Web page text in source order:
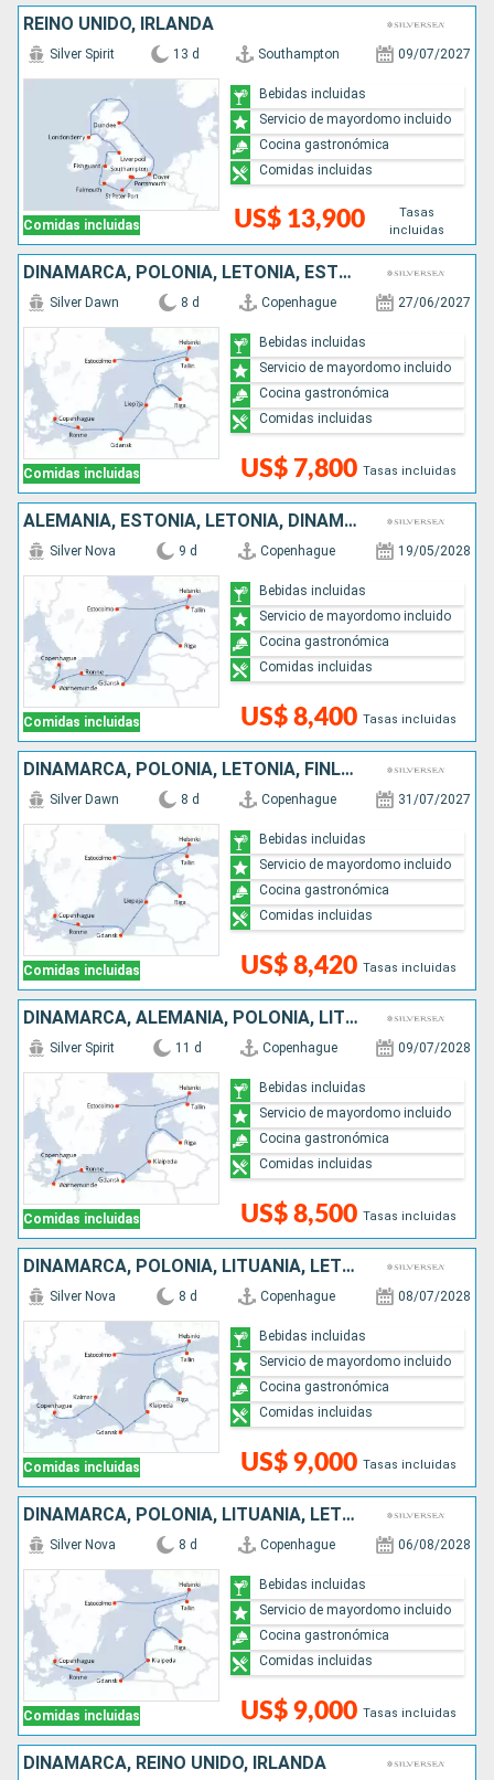
REINO UNIDO, IRLANDA
Comidas incluidas
Silver Spirit 13 d Southampton 09/07/2027
US$ 13,900
Tasas
incluidas
Bebidas incluidas
Servicio de mayordomo incluido
Cocina gastronómica
Comidas incluidas
DINAMARCA, POLONIA, LETONIA, ESTONIA, FINLANDIA, SUECIA
Comidas incluidas
Silver Dawn 8 d Copenhague 27/06/2027
US$ 7,800 Tasas incluidas
Bebidas incluidas
Servicio de mayordomo incluido
Cocina gastronómica
Comidas incluidas
ALEMANIA, ESTONIA, LETONIA, DINAMARCA, SUECIA, POLONIA, FINLANDIA
Comidas incluidas
Silver Nova 9 d Copenhague 19/05/2028
US$ 8,400 Tasas incluidas
Bebidas incluidas
Servicio de mayordomo incluido
Cocina gastronómica
Comidas incluidas
DINAMARCA, POLONIA, LETONIA, FINLANDIA, ESTONIA, SUECIA
Comidas incluidas
Silver Dawn 8 d Copenhague 31/07/2027
US$ 8,420 Tasas incluidas
Bebidas incluidas
Servicio de mayordomo incluido
Cocina gastronómica
Comidas incluidas
DINAMARCA, ALEMANIA, POLONIA, LITUANIA, LETONIA, ESTONIA, FINLANDIA, SUECIA
Comidas incluidas
Silver Spirit 11 d Copenhague 09/07/2028
US$ 8,500 Tasas incluidas
Bebidas incluidas
Servicio de mayordomo incluido
Cocina gastronómica
Comidas incluidas
DINAMARCA, POLONIA, LITUANIA, LETONIA, ESTONIA, FINLANDIA, SUECIA
Comidas incluidas
Silver Nova 8 d Copenhague 08/07/2028
US$ 9,000 Tasas incluidas
Bebidas incluidas
Servicio de mayordomo incluido
Cocina gastronómica
Comidas incluidas
DINAMARCA, POLONIA, LITUANIA, LETONIA, ESTONIA, FINLANDIA, SUECIA
Comidas incluidas
Silver Nova 8 d Copenhague 06/08/2028
US$ 9,000 Tasas incluidas
Bebidas incluidas
Servicio de mayordomo incluido
Cocina gastronómica
Comidas incluidas
DINAMARCA, REINO UNIDO, IRLANDA